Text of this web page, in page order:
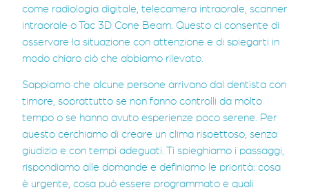
come radiologia digitale, telecamera intraorale, scanner
intraorale o Tac 3D Cone Beam. Questo ci consente di
osservare la situazione con attenzione e di spiegarti in
modo chiaro ciò che abbiamo rilevato.
Sappiamo che alcune persone arrivano dal dentista con
timore, soprattutto se non fanno controlli da molto
tempo o se hanno avuto esperienze poco serene. Per
questo cerchiamo di creare un clima rispettoso, senza
giudizio e con tempi adeguati. Ti spieghiamo i passaggi,
rispondiamo alle domande e definiamo le priorità: cosa
è urgente, cosa può essere programmato e quali